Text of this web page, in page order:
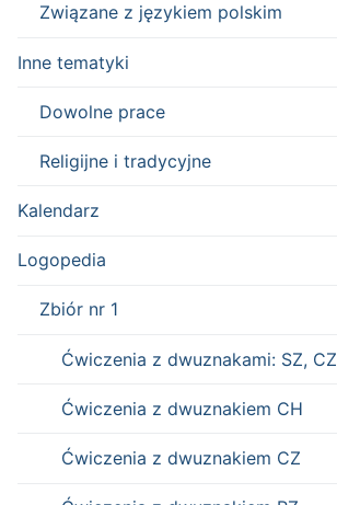
Związane z językiem polskim
Inne tematyki
Dowolne prace
Religijne i tradycyjne
Kalendarz
Logopedia
Zbiór nr 1
Ćwiczenia z dwuznakami: SZ, CZ
Ćwiczenia z dwuznakiem CH
Ćwiczenia z dwuznakiem CZ